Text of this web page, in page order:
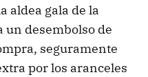
aldea gala de la
desembolso de
seguramente
por los aranceles